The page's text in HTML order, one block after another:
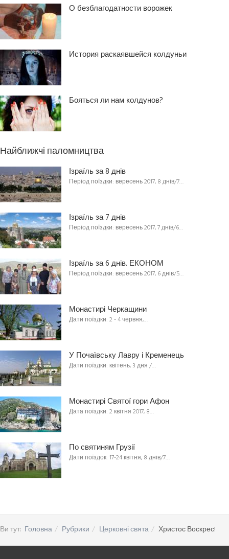
О безблагодатности ворожек
История раскаявшейся колдуньи
Бояться ли нам колдунов?
Найближчі паломництва
Ізраїль за 8 днів
Період поїздки: вересень 2017, 8 днів/7…
Ізраїль за 7 днів
Період поїздки: вересень 2017, 7 днів/6…
Ізраїль за 6 днів. ЕКОНОМ
Період поїздки: вересень 2017, 6 днів/5…
Монастирі Черкащини
Дати поїздки: 2 - 4 червня,…
У Почаївську Лавру і Кременець
Дати поїздки: квітень, 3 дня /…
Монастирі Святої гори Афон
Дата поїздки: 2 квітня 2017, 8…
По святиням Грузії
Дати поїздок: 17-24 квітня, 8 днів/7…
Ви тут: Головна Рубрики Церковні свята Христос Воскрес!